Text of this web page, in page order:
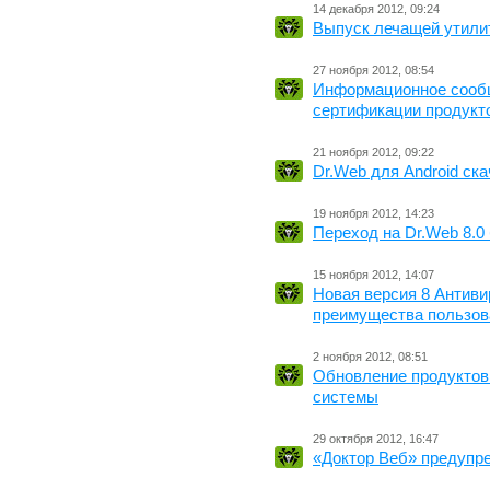
14 декабря 2012, 09:24
Выпуск лечащей
27 ноября 2012, 08:54
Информационное
сертификации
21 ноября 2012, 09:22
Dr.Web для Android
19 ноября 2012, 14:23
Переход на Dr.Web
15 ноября 2012, 14:07
Новая версия 8
преимущества
2 ноября 2012, 08:51
Обновление
системы
29 октября 2012, 16:47
«Доктор Веб»